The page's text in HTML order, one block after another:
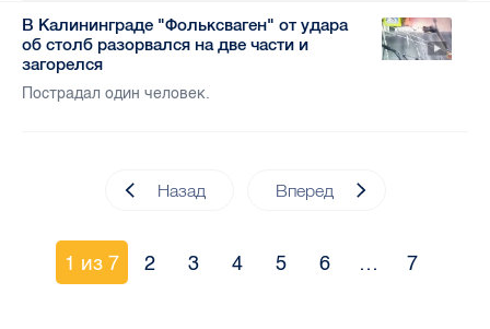
В Калининграде "Фольксваген" от удара
об столб разорвался на две части и
загорелся
Пострадал один человек.
Назад Вперед
1 из 7 2 3 4 5 6 … 7